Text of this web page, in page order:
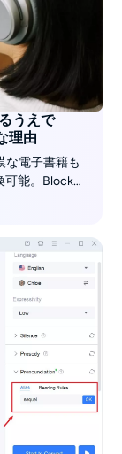
うえで
理由
な電子書籍も
能。Block分
ます。